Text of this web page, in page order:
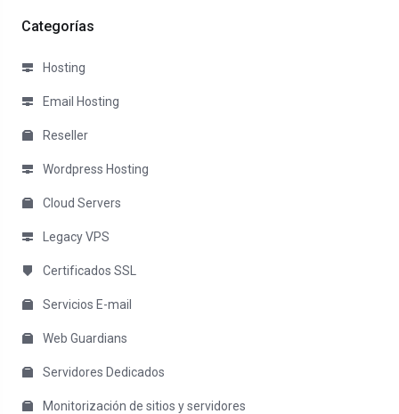
Categorías
Hosting
Email Hosting
Reseller
Wordpress Hosting
Cloud Servers
Legacy VPS
Certificados SSL
Servicios E-mail
Web Guardians
Servidores Dedicados
Monitorización de sitios y servidores